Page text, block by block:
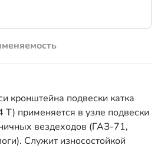
кронштейна подвески катка
применяется в узле подвески
вездеходов (ГАЗ-71,
Служит износостойкой